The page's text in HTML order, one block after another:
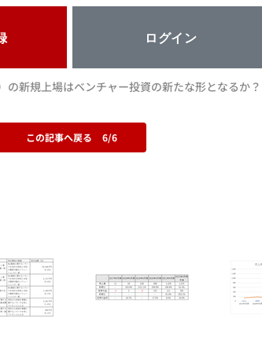
ログイン
の新規上場はベンチャー投資の新たな形となるか？
この記事へ戻る 6/6